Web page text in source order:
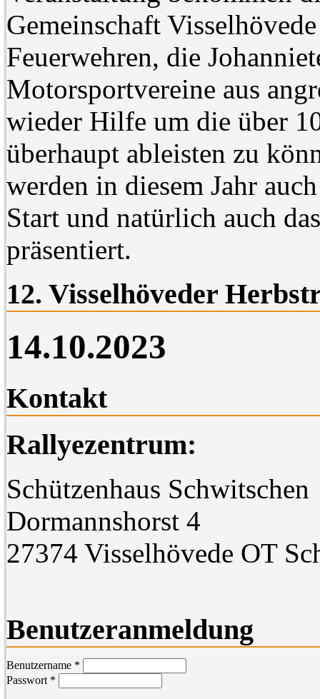
Gemeinschaft
Feuerwehren, die
Motorsportvereine aus
wieder Hilfe um die über
überhaupt ableisten zu
werden in diesem Jahr
Start und natürlich auch
präsentiert.
12. Visselhöveder
14.10.2023
Kontakt
Rallyezentrum:
Schützenhaus Schwitschen
Dormannshorst 4
27374 Visselhövede OT
Benutzeranmeldung
Benutzername *
Passwort *